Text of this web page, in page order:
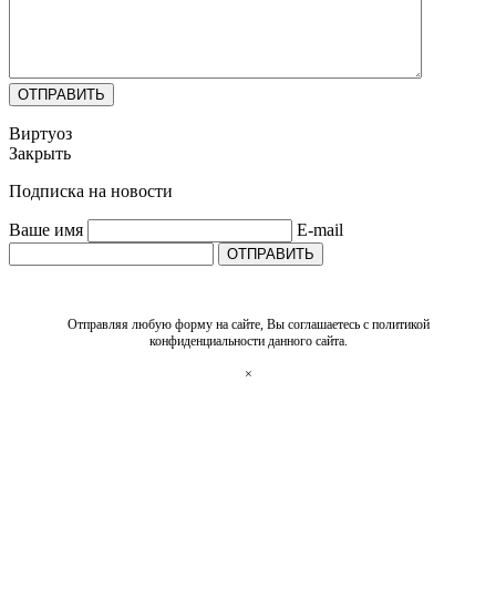
ОТПРАВИТЬ
Виртуоз
Закрыть
Подписка на новости
Ваше имя E-mail
ОТПРАВИТЬ
Отправляя любую форму на сайте, Вы соглашаетесь с политикой
конфиденциальности данного сайта.
×